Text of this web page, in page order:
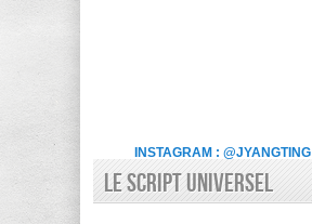
INSTAGRAM : @JYANGTING
LE SCRIPT UNIVERSEL